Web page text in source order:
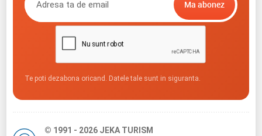
Te poti dezabona oricand. Datele tale sunt in siguranta.
© 1991 - 2026 JEKA TURISM